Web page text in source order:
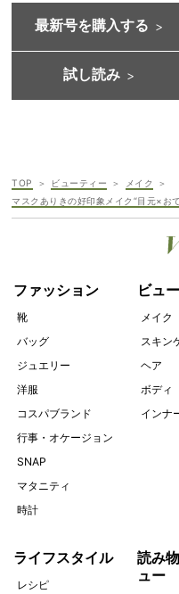
最新号を購入する
試し読み
TOP ビューティー
メイク
マスクありきの好印象メイク“目元×お
ファッション
靴
バッグ
ジュエリー
洋服
コスパブランド
行事・オケージョン
SNAP
マタニティ
時計
ビュ
メイク
スキン
ヘア
ボディ
インナ
ライフスタイル
レシピ
読み
ュー